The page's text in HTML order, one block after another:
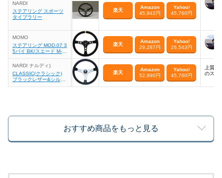
NARDI
ステアリング スポーツ
タイプラリー
楽天
Amazon
45,942円
Yahoo!
45,760円
MOMO
ステアリング MOD.07 3
5パイ BK/スエード M-4
楽天
Amazon
29,287円
Yahoo!
26,543円
NARDI ナルディ)
CLASSIC(クラシック)
ブラックレザー&シルバ
楽天
Amazon
52,990円
Yahoo!
45,760円
上質な
のステ
おすすめ商品をもっと見る